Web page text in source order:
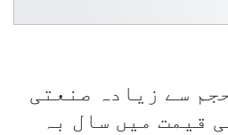
سے زیادہ صنعتی
قیمت میں سال بہ